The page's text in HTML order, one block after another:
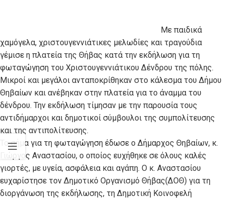
Με παιδικά
χαμόγελα, χριστουγεννιάτικες μελωδίες και τραγούδια
γέμισε η πλατεία της Θήβας κατά την εκδήλωση για τη
φωταγώγηση του Χριστουγεννιάτικου Δένδρου της πόλης.
Μικροί και μεγάλοι ανταποκρίθηκαν στο κάλεσμα του Δήμου
Θηβαίων και ανέβηκαν στην πλατεία για το άναμμα του
δένδρου. Την εκδήλωση τίμησαν με την παρουσία τους
αντιδήμαρχοι και δημοτικοί σύμβουλοι της συμπολίτευσης
και της αντιπολίτευσης.
Το σήμα για τη φωταγώγηση έδωσε ο Δήμαρχος Θηβαίων, κ.
Γιώργος Αναστασίου, ο οποίος ευχήθηκε σε όλους καλές
γιορτές, με υγεία, ασφάλεια και αγάπη. Ο κ. Αναστασίου
ευχαρίστησε τον Δημοτικό Οργανισμό Θήβας(ΔΟΘ) για τη
διοργάνωση της εκδήλωσης, τη Δημοτική Κοινοφελή